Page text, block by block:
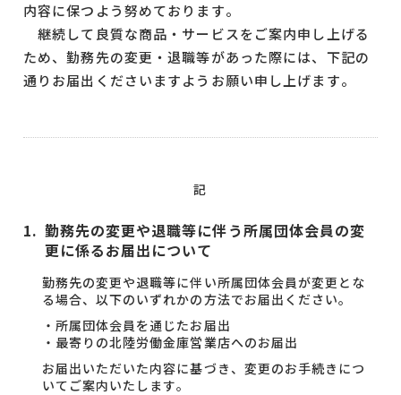
内容に保つよう努めております。
継続して良質な商品・サービスをご案内申し上げる
ため、勤務先の変更・退職等があった際には、下記の
通りお届出くださいますようお願い申し上げます。
記
勤務先の変更や退職等に伴う所属団体会員の変
更に係るお届出について
勤務先の変更や退職等に伴い所属団体会員が変更とな
る場合、以下のいずれかの方法でお届出ください。
・所属団体会員を通じたお届出
・最寄りの北陸労働金庫営業店へのお届出
お届出いただいた内容に基づき、変更のお手続きにつ
いてご案内いたします。